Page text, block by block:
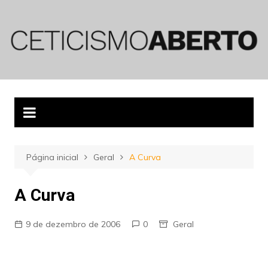
conteúdo
Página inicial Geral A Curva
A Curva
9 de dezembro de 2006 0 Geral